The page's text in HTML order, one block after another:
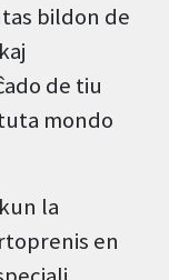
bildon de
de tiu
mondo
la
en